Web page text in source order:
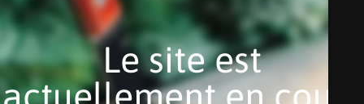
Le site est